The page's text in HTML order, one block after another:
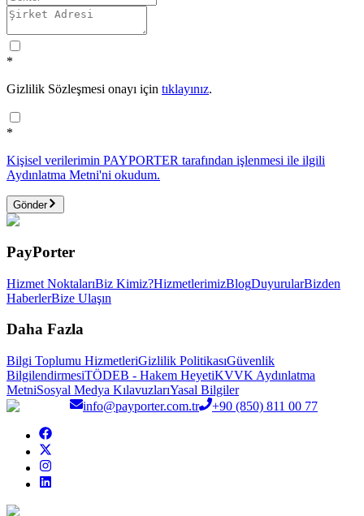
*
Gizlilik Sözleşmesi onayı için tıklayınız.
*
Kişisel verilerimin PAYPORTER tarafından işlenmesi ile ilgili
Aydınlatma Metni'ni okudum.
Gönder
PayPorter
Hizmet NoktalarıBiz Kimiz?HizmetlerimizBlogDuyurularBizden
HaberlerBize Ulaşın
Daha Fazla
Bilgi Toplumu HizmetleriGizlilik PolitikasıGüvenlik
BilgilendirmesiTÖDEB - Hakem HeyetiKVVK Aydınlatma
MetniSosyal Medya KılavuzlarıYasal Bilgiler
info@payporter.com.tr
+90 (850) 811 00 77